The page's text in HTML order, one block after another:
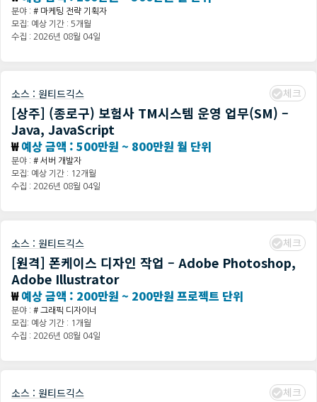
분야 : # 마케팅 전략 기획자
모집: 예상 기간 : 5개월
수집 : 2026년 08월 04일
소스 : 원티드긱스 체크
[상주] (종로구) 보험사 TM시스템 운영 업무(SM) –
Java, JavaScript
₩예상 금액 : 500만원 ~ 800만원 월 단위
분야 : # 서버 개발자
모집: 예상 기간 : 12개월
수집 : 2026년 08월 04일
소스 : 원티드긱스 체크
[원격] 폰케이스 디자인 작업 – Adobe Photoshop,
Adobe Illustrator
₩예상 금액 : 200만원 ~ 200만원 프로젝트 단위
분야 : # 그래픽 디자이너
모집: 예상 기간 : 1개월
수집 : 2026년 08월 04일
소스 : 원티드긱스 체크